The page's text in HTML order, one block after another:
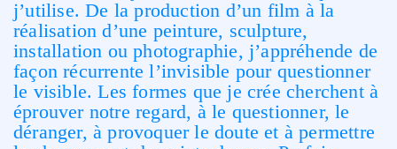
j’utilise. De la production d’un film à la
réalisation d’une peinture, sculpture,
installation ou photographie, j’appréhende de
façon récurrente l’invisible pour questionner
le visible. Les formes que je crée cherchent à
éprouver notre regard, à le questionner, le
déranger, à provoquer le doute et à permettre